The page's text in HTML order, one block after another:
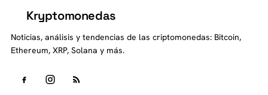
Kryptomonedas
Noticias, análisis y tendencias de las criptomonedas: Bitcoin,
Ethereum, XRP, Solana y más.